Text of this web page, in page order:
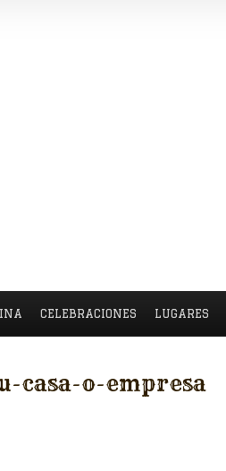
CELEBRACIONES LUGARES
casa-o-empresa